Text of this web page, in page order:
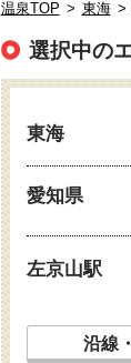
温泉TOP > 東海 >
選択中の
東海
愛知県
左京山駅
沿線